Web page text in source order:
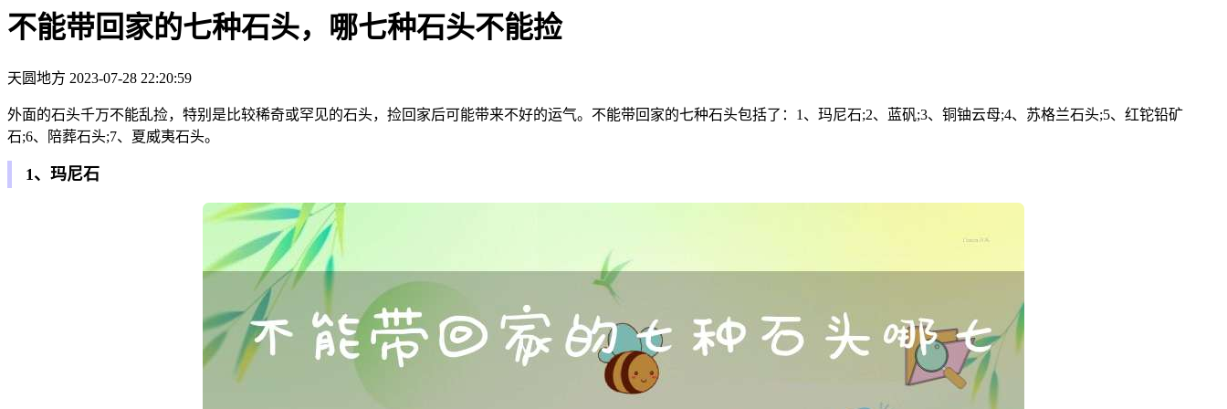
不能带回家的七种石头，哪七种石头不能捡
天圆地方 2023-07-28 22:20:59
外面的石头千万不能乱捡，特别是比较稀奇或罕见的石头，捡回家后可能带来不好的运气。不能带回家的七种石头包括了：1、玛尼石;2、蓝矾;3、铜铀云母;4、苏格兰石头;5、红铊铅矿
石;6、陪葬石头;7、夏威夷石头。
1、玛尼石